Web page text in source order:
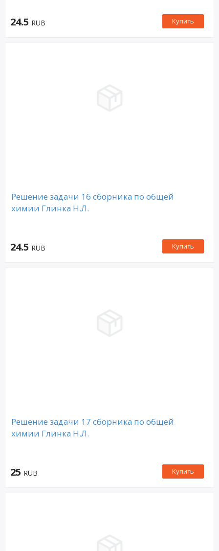
24.5 RUB Купить
Решение задачи 16 сборника по общей
химии Глинка Н.Л.
24.5 RUB Купить
Решение задачи 17 сборника по общей
химии Глинка Н.Л.
25 RUB Купить